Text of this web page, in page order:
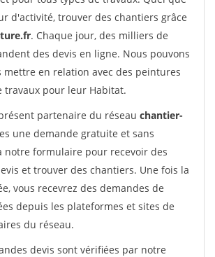
d'activité, trouver des chantiers grâce
. Chaque jour, des milliers de
des devis en ligne. Nous pouvons
mettre en relation avec des peintures
travaux pour leur Habitat.
partenaire du réseau chantier-
une demande gratuite et sans
notre formulaire pour recevoir des
et trouver des chantiers. Une fois la
vous recevrez des demandes de
depuis les plateformes et sites de
du réseau.
devis sont vérifiées par notre